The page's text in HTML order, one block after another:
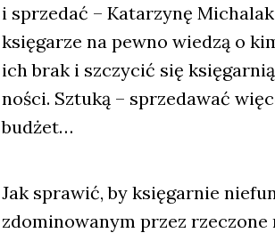
i sprze­dać – Kata­rzy­nę
księ­ga­rze na pew­no wie­dzą o
ich brak i szczy­cić się
no­ści. Sztu­ką – sprze­da­wać
budżet…
Jak spra­wić, by księ­gar­nie
zdo­mi­no­wa­nym przez